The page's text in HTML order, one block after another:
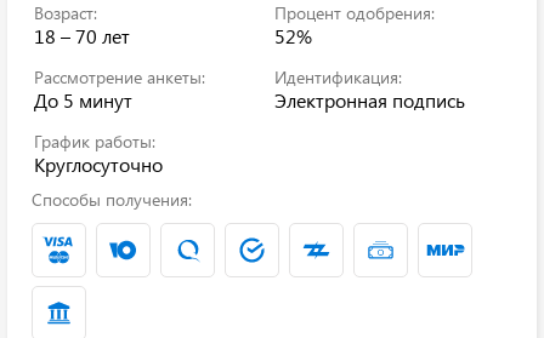
Возраст:
18 – 70 лет
Процент одобрения:
52%
Рассмотрение анкеты:
До 5 минут
Идентификация:
Электронная подпись
График работы:
Круглосуточно
Способы получения: